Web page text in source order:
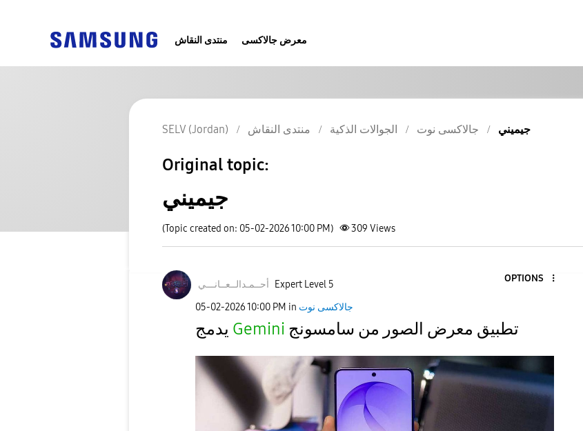
منتدى النقاش معرض جالاكسى
SELV (Jordan) منتدى النقاش الجوالات الذكية جالاكسى نوت جيميني
Original topic:
جيميني
(Topic created on: 05-02-2026 10:00 PM) 309 Views
أحــمـدالــعــانـــي Expert Level 5
OPTIONS
‎05-02-202610:00 PM in جالاكسى نوت
Gemini تطبيق معرض الصور من سامسونج